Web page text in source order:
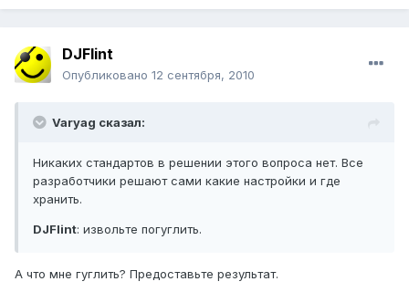
DJFlint
Опубликовано 12 сентября, 2010
Varyag сказал:
Никаких стандартов в решении этого вопроса нет. Все
разработчики решают сами какие настройки и где
хранить.
DJFlint: извольте погуглить.
А что мне гуглить? Предоставьте результат.